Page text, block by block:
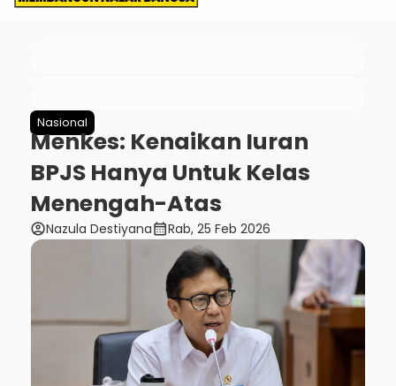
Nasional
Menkes: Kenaikan Iuran
BPJS Hanya Untuk Kelas
Menengah-Atas
account_circleNazula Destiyanacalendar_monthRab, 25 Feb 2026